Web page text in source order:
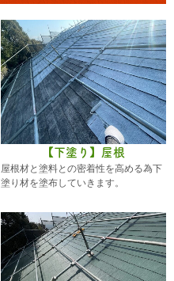
【下塗り】屋根
屋根材と塗料との密着性を高める為下
塗り材を塗布していきます。